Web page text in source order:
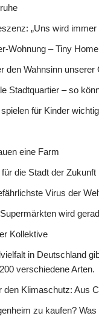
„Uns wird
Wohnung – Tiny
den Wahnsinn unserer
Stadtquartier – so
für Kinder
eine Farm
die Stadt der Zukunft
Virus der
wird
Kollektive
in Deutschland
verschiedene Arten.
den Klimaschutz: Aus
zu kaufen?